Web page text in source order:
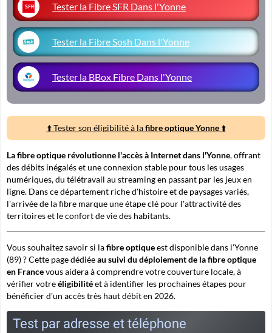
Tester la Fibre SFR Dans l'Yonne
Tester la Fibre Sosh Dans l'Yonne
Tester la BBox Fibre Dans l'Yonne
⬆️ Tester son éligibilité à lafibre optique Yonne⬆️
La fibre optique révolutionne l'accès à Internet dans l'Yonne, offrant
des débits inégalés et une connexion stable pour tous les usages
numériques, du télétravail au streaming en passant par les jeux en
ligne. Dans ce département riche d'histoire et de paysages variés,
l'arrivée de la fibre marque une étape clé pour l'attractivité des
territoires et le confort de vie des habitants.
Vous souhaitez savoir si lafibre optiqueest disponible dans l'Yonne
(89) ? Cette page dédiéeau suivi du déploiement de la fibre optique
en Francevous aidera à comprendre votrecouverture locale, à
vérifier votreéligibilitéet à identifier les prochaines étapes pour
bénéficier d'un accès très haut débit en 2026.
Test par adresse et téléphone